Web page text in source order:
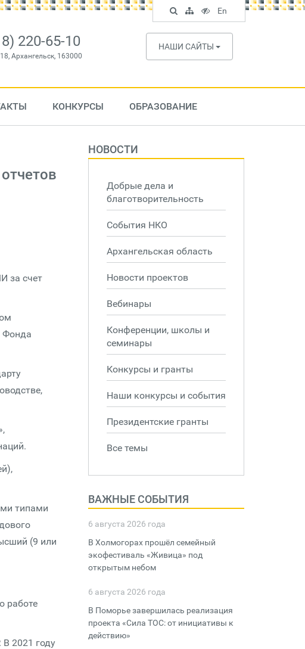
220-65-10
Архангельск, 163000
НАШИ САЙТЫ
КОНКУРСЫ ОБРАЗОВАНИЕ
за счет
Фонда
типами
(9 или
работе
2021 году
НОВОСТИ
Добрые дела и
благотворительность
События НКО
Архангельская область
Новости проектов
Вебинары
Конференции, школы и
семинары
Конкурсы и гранты
Наши конкурсы и события
Президентские гранты
Все темы
ВАЖНЫЕ СОБЫТИЯ
6 августа 2026 года
В Холмогорах прошёл семейный
экофестиваль «Живица» под
открытым небом
6 августа 2026 года
В Поморье завершилась реализация
проекта «Сила ТОС: от инициативы к
действию»
Поиск
по
сайту
Карта
сайта
Версия
для
слабовидящих
En
English